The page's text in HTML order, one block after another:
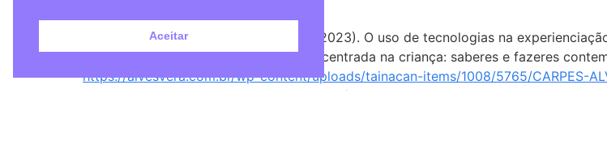
Carpes, M.; Alves, Vera Lucia Pereira. (2023). O uso de tecnologias na
In. Pereira, Carolina (org.) Ludoterapia centrada na criança: saberes e fazeres
https://alvesvera.com.br/wp-content/uploads/tainacan-items/1008/5765/CARPES-
humanas-de-jovens.pdf.
Acesso em dia. mês, ano.
Aceitar